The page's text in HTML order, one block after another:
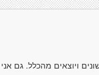
ויוצאים מהכלל. גם